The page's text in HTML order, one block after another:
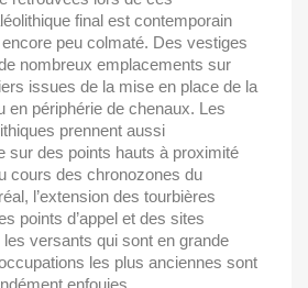
final est contemporain
encore peu colmaté. Des vestiges
nombreux emplacements sur
issues de la mise en place de la
en périphérie de chenaux. Les
prennent aussi
sur des points hauts à proximité
cours des chronozones du
l’extension des tourbières
points d’appel et des sites
versants qui sont en grande
les plus anciennes sont
enfouies.